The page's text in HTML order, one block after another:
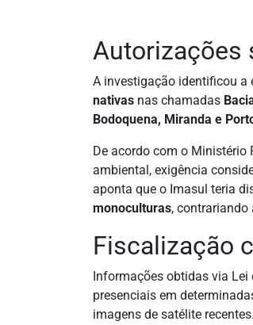
Autorizações
A investigação identificou a
nativas nas chamadas
Bodoquena, Miranda e
De acordo com o
ambiental, exigência
aponta que o Imasul teria
monoculturas,
Fiscalização
Informações obtidas via
presenciais em
imagens de satélite recentes.